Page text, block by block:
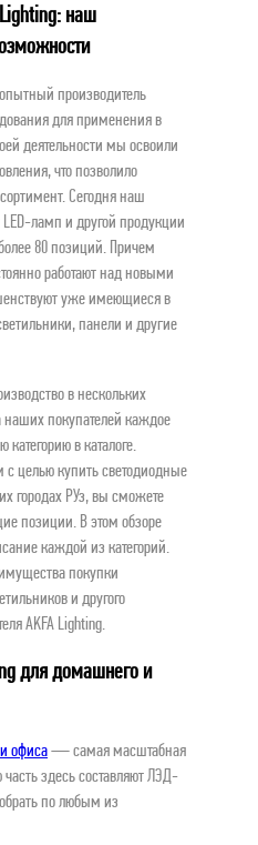
Lighting: наш
производитель
для применения в
деятельности мы освоили
что позволило
Сегодня наш
ламп и другой продукции
80 позиций. Причем
работают над новыми
уже имеющиеся в
панели и другие
в нескольких
наших покупателей каждое
в каталоге.
целью купить светодиодные
городах РУз, вы сможете
позиции. В этом обзоре
каждой из категорий.
покупки
и другого
AKFA Lighting.
для домашнего и
офиса— самая масштабная
здесь составляют ЛЭД-
по любым из